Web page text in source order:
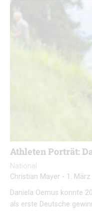
Athleten Porträt:
National
Christian Mayer - 1.
Daniela Oemus konnte
als erste Deutsche